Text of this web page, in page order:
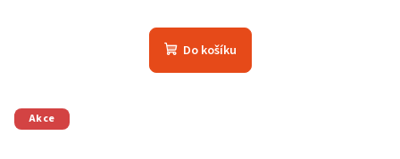
hodnocení
produktu
Do košíku
Akce